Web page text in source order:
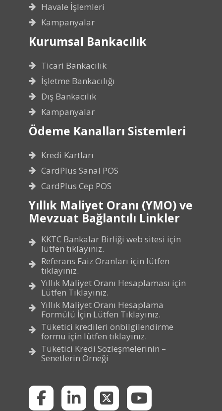
Havale İşlemleri
Kampanyalar
Kurumsal Bankacılık
Ticari Bankacılık
İşletme Bankacılığı
Dış Bankacılık
Kampanyalar
Ödeme Kanalları Sistemleri
Kredi Kartları
CardPlus Sanal POS
CardPlus Cep POS
Yıllık Maliyet Oranı (YMO) ve
Mevzuat Bağlantılı Linkler
KKTC Bankalar Birliği web sitesi için
lütfen tıklayınız.
Referans Faiz Oranları için lütfen
tıklayınız.
Yıllık Maliyet Oranı Hesaplaması için
Lütfen Tıklayınız.
Yıllık Maliyet Oranı Hesaplama
Formülü İçin Lütfen Tıklayınız.
Tüketici kredileri önbilgilendirme
formu için lütfen tıklayınız.
Tüketici Kredi Sözleşmelerinin –
Senetlerin Örneği